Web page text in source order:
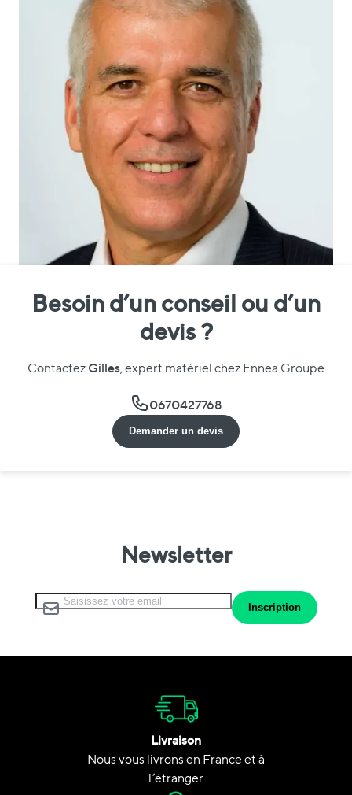
Besoin d’un conseil ou d’un
devis ?
Contactez Gilles, expert matériel chez Ennea Groupe
0670427768
Demander un devis
Newsletter
Inscription à notre lettre d’information :
Inscription
Livraison
Nous vous livrons en France et à
l’étranger